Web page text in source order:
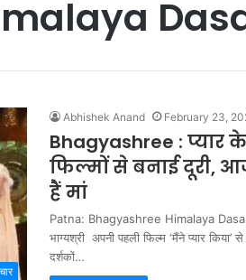
Abhishek Anand February 23,
Bhagyashree : प्यार
फिल्मों से बनाई दूरी,
हैं मां
Patna: Bhagyashree Himalaya
भाग्यश्री अपनी पहली फिल्म ‘मैंने प्यार किया’
दर्शकों…